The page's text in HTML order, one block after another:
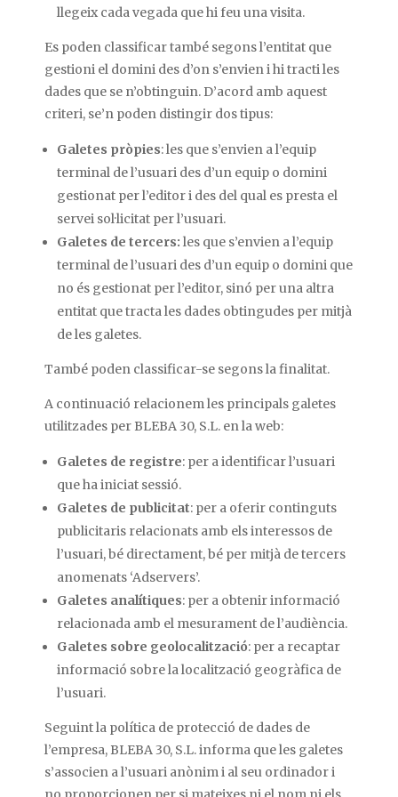
llegeix cada vegada que hi feu una visita.
Es poden classificar també segons l’entitat que
gestioni el domini des d’on s’envien i hi tracti les
dades que se n’obtinguin. D’acord amb aquest
criteri, se’n poden distingir dos tipus:
Galetes pròpies: les que s’envien a l’equip
terminal de l’usuari des d’un equip o domini
gestionat per l’editor i des del qual es presta el
servei sol·licitat per l’usuari.
Galetes de tercers: les que s’envien a l’equip
terminal de l’usuari des d’un equip o domini que
no és gestionat per l’editor, sinó per una altra
entitat que tracta les dades obtingudes per mitjà
de les galetes.
També poden classificar-se segons la finalitat.
A continuació relacionem les principals galetes
utilitzades per BLEBA 30, S.L. en la web:
Galetes de registre: per a identificar l’usuari
que ha iniciat sessió.
Galetes de publicitat: per a oferir continguts
publicitaris relacionats amb els interessos de
l’usuari, bé directament, bé per mitjà de tercers
anomenats ‘Adservers’.
Galetes analítiques: per a obtenir informació
relacionada amb el mesurament de l’audiència.
Galetes sobre geolocalització: per a recaptar
informació sobre la localització geogràfica de
l’usuari.
Seguint la política de protecció de dades de
l’empresa, BLEBA 30, S.L. informa que les galetes
s’associen a l’usuari anònim i al seu ordinador i